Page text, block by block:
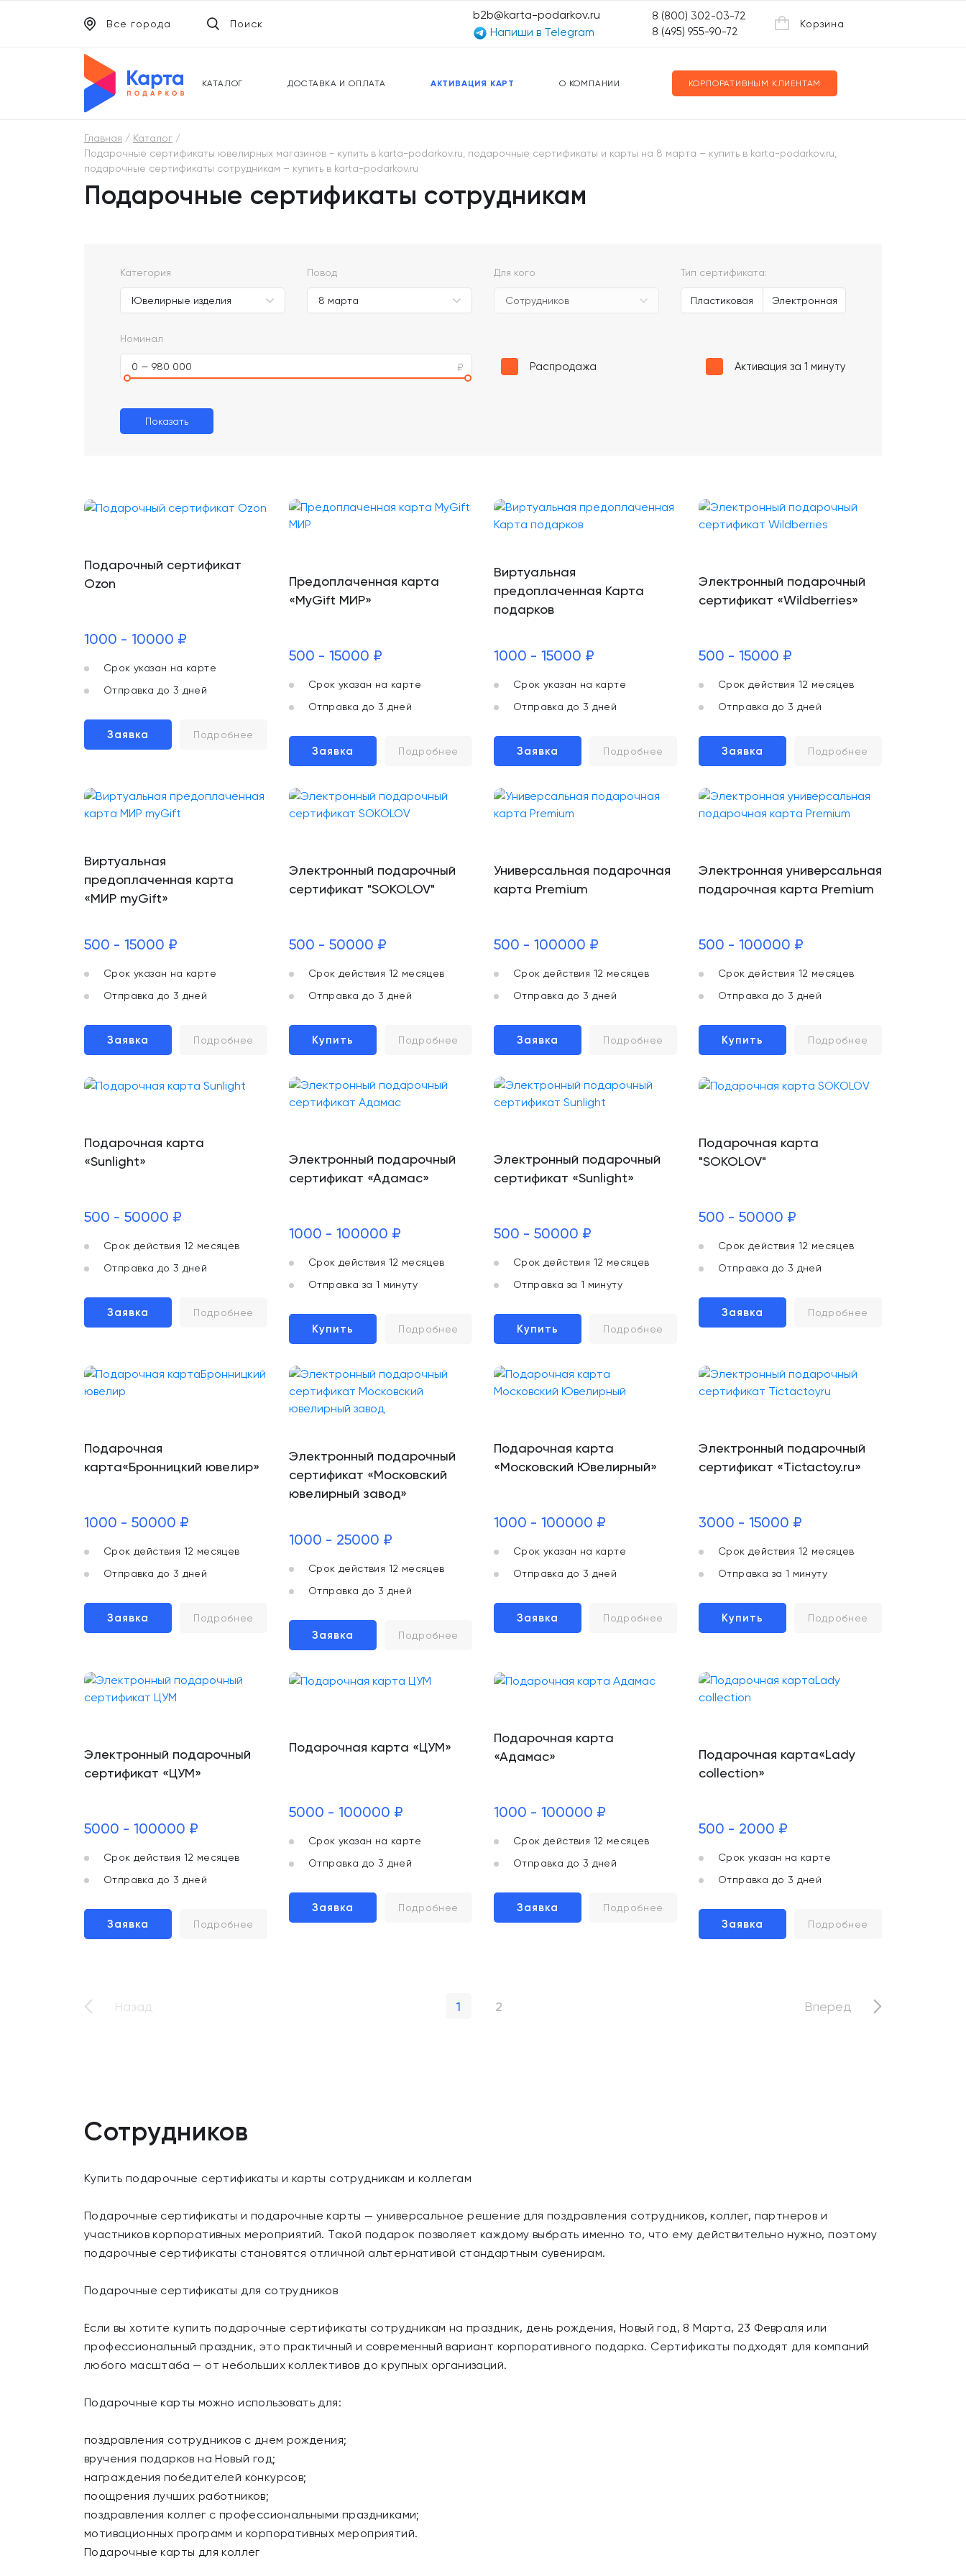
КАТАЛОГ ДОСТАВКА И ОПЛАТА АКТИВАЦИЯ КАРТ О КОМПАНИИ КОРПОРАТИВНЫМ КЛИЕНТАМ
Все города Поиск
b2b@karta-podarkov.ru
Напиши в Telegram
8 (800) 302-03-72
8 (495) 955-90-72
Корзина
ПОДАРОЧНЫЕ КАРТЫ
ПРЕДОПЛАЧЕННЫЕ КАРТЫ
Главная
Каталог
Подарочные сертификаты ювелирных магазинов - купить в karta-podarkov.ru, подарочные сертификаты и карты на 8 марта – купить в karta-podarkov.ru,
подарочные сертификаты сотрудникам – купить в karta-podarkov.ru
Подарочные сертификаты сотрудникам
Категория Повод Для кого Тип сертификата:
Пластиковая Электронная
Номинал
0 — 980 000 Распродажа Активация за 1 минуту
Показать
Подарочный сертификат
Ozon
1000 - 10000 ₽
Срок указан на карте
Отправка до 3 дней
Заявка Подробнее
Предоплаченная карта
«MyGift МИР»
500 - 15000 ₽
Срок указан на карте
Отправка до 3 дней
Заявка Подробнее
Виртуальная
предоплаченная Карта
подарков
1000 - 15000 ₽
Срок указан на карте
Отправка до 3 дней
Заявка Подробнее
Электронный подарочный
сертификат «Wildberries»
500 - 15000 ₽
Срок действия 12 месяцев
Отправка до 3 дней
Заявка Подробнее
Виртуальная
предоплаченная карта
«МИР myGift»
500 - 15000 ₽
Срок указан на карте
Отправка до 3 дней
Заявка Подробнее
Электронный подарочный
сертификат "SOKOLOV"
500 - 50000 ₽
Срок действия 12 месяцев
Отправка до 3 дней
Купить Подробнее
Универсальная подарочная
карта Premium
500 - 100000 ₽
Срок действия 12 месяцев
Отправка до 3 дней
Заявка Подробнее
Электронная универсальная
подарочная карта Premium
500 - 100000 ₽
Срок действия 12 месяцев
Отправка до 3 дней
Купить Подробнее
Подарочная карта
«Sunlight»
500 - 50000 ₽
Срок действия 12 месяцев
Отправка до 3 дней
Заявка Подробнее
Электронный подарочный
сертификат «Адамас»
1000 - 100000 ₽
Срок действия 12 месяцев
Отправка за 1 минуту
Купить Подробнее
Электронный подарочный
сертификат «Sunlight»
500 - 50000 ₽
Срок действия 12 месяцев
Отправка за 1 минуту
Купить Подробнее
Подарочная карта
"SOKOLOV"
500 - 50000 ₽
Срок действия 12 месяцев
Отправка до 3 дней
Заявка Подробнее
Подарочная
карта«Бронницкий ювелир»
1000 - 50000 ₽
Срок действия 12 месяцев
Отправка до 3 дней
Заявка Подробнее
Электронный подарочный
сертификат «Московский
ювелирный завод»
1000 - 25000 ₽
Срок действия 12 месяцев
Отправка до 3 дней
Заявка Подробнее
Подарочная карта
«Московский Ювелирный»
1000 - 100000 ₽
Срок указан на карте
Отправка до 3 дней
Заявка Подробнее
Электронный подарочный
сертификат «Tictactoy.ru»
3000 - 15000 ₽
Срок действия 12 месяцев
Отправка за 1 минуту
Купить Подробнее
Электронный подарочный
сертификат «ЦУМ»
5000 - 100000 ₽
Срок действия 12 месяцев
Отправка до 3 дней
Заявка Подробнее
Подарочная карта «ЦУМ»
5000 - 100000 ₽
Срок указан на карте
Отправка до 3 дней
Заявка Подробнее
Подарочная карта
«Адамас»
1000 - 100000 ₽
Срок действия 12 месяцев
Отправка до 3 дней
Заявка Подробнее
Подарочная карта«Lady
collection»
500 - 2000 ₽
Срок указан на карте
Отправка до 3 дней
Заявка Подробнее
Назад 1 2 Вперед
Сотрудников
Купить подарочные сертификаты и карты сотрудникам и коллегам
Подарочные сертификаты и подарочные карты — универсальное решение для поздравления сотрудников, коллег, партнеров и
участников корпоративных мероприятий. Такой подарок позволяет каждому выбрать именно то, что ему действительно нужно, поэтому
подарочные сертификаты становятся отличной альтернативой стандартным сувенирам.
Подарочные сертификаты для сотрудников
Если вы хотите купить подарочные сертификаты сотрудникам на праздник, день рождения, Новый год, 8 Марта, 23 Февраля или
профессиональный праздник, это практичный и современный вариант корпоративного подарка. Сертификаты подходят для компаний
любого масштаба — от небольших коллективов до крупных организаций.
Подарочные карты можно использовать для:
поздравления сотрудников с днем рождения;
вручения подарков на Новый год;
награждения победителей конкурсов;
поощрения лучших работников;
поздравления коллег с профессиональными праздниками;
мотивационных программ и корпоративных мероприятий.
Подарочные карты для коллег